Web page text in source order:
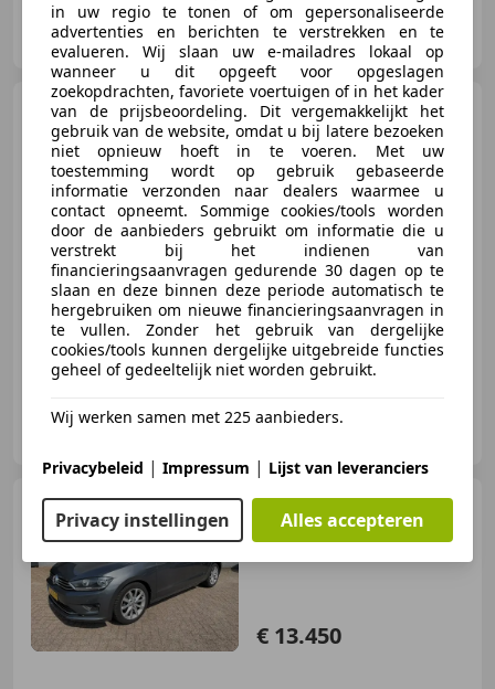
Automobielbedrijf van As B.V.
NL-7335 PB APELDOORN
Renault Megane1.2 TCe
Zen | Navigatie | Cruise | Clima
| Parkeer
€ 8.900
06/2016 133.474 km Benzine 97 kW (132 PK)
Automobielbedrijf van As B.V.
Volkswagen Golf
Sportsvan1.2 TSI Connected
Series | Massagestoel | org. weg
€ 13.450
in uw regio te tonen of om gepersonaliseerde
advertenties en berichten te verstrekken en te
evalueren. Wij slaan uw e-mailadres lokaal op
wanneer u dit opgeeft voor opgeslagen
zoekopdrachten, favoriete voertuigen of in het kader
van de prijsbeoordeling. Dit vergemakkelijkt het
gebruik van de website, omdat u bij latere bezoeken
niet opnieuw hoeft in te voeren. Met uw
toestemming wordt op gebruik gebaseerde
informatie verzonden naar dealers waarmee u
contact opneemt. Sommige cookies/tools worden
door de aanbieders gebruikt om informatie die u
verstrekt bij het indienen van
financieringsaanvragen gedurende 30 dagen op te
slaan en deze binnen deze periode automatisch te
hergebruiken om nieuwe financieringsaanvragen in
te vullen. Zonder het gebruik van dergelijke
cookies/tools kunnen dergelijke uitgebreide functies
geheel of gedeeltelijk niet worden gebruikt.
Wij werken samen met 225 aanbieders.
Privacybeleid | Impressum | Lijst van leveranciers
Privacy instellingen Alles accepteren